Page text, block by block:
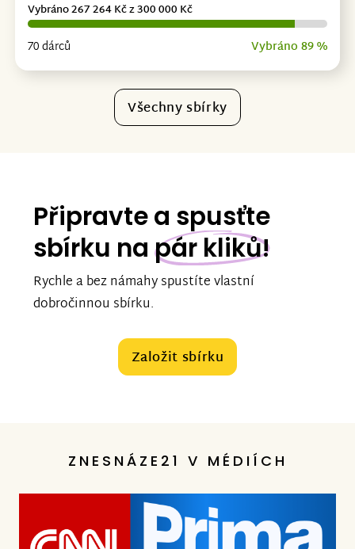
70 dárců Vybráno 89 %
Vybráno 267 264 Kč z 300 000 Kč
Všechny sbírky
Připravte a spusťte
sbírku na pár kliků!
Rychle a bez námahy spustíte vlastní
dobročinnou sbírku.
Založit sbírku
ZNESNÁZE21 V MÉDIÍCH